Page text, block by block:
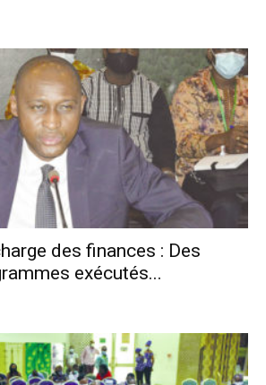
des finances : Des
exécutés...